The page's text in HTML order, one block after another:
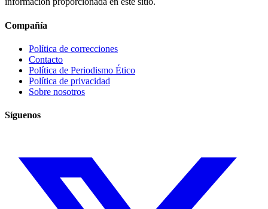
Compañía
Política de correcciones
Contacto
Política de Periodismo Ético
Política de privacidad
Sobre nosotros
Síguenos